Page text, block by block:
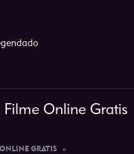
Online Gratis
GRATIS »